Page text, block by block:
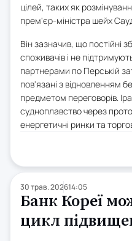
цілей, таких як
прем'єр-міністра шейх
Він зазначив, що постійні
споживачів і не
партнерами по Перській
пов'язані з відновленням
предметом переговорів.
судноплавство через
енергетичні ринки та
30 трав. 202614:05
Банк Кореї
цикл